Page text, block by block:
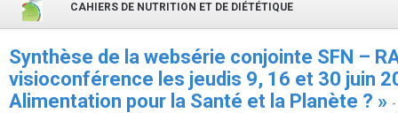
CAHIERS DE NUTRITION ET DE DIÉTÉTIQUE
Synthèse de la websérie conjointe SFN –
visioconférence les jeudis 9, 16 et 30 juin
Alimentation pour la Santé et la Planète ? »